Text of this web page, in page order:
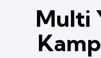
Multi